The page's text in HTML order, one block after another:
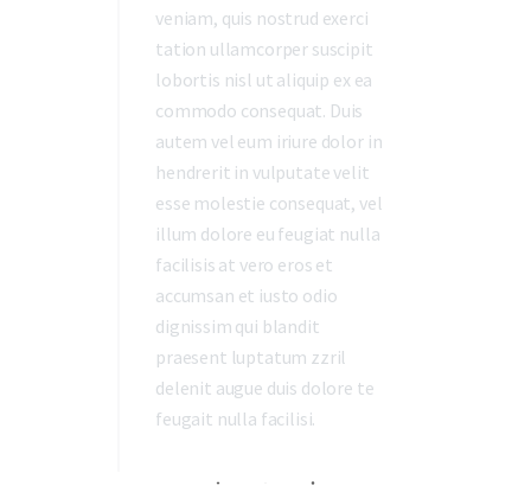
veniam, quis nostrud exerci
tation ullamcorper suscipit
lobortis nisl ut aliquip ex ea
commodo consequat. Duis
autem vel eum iriure dolor in
hendrerit in vulputate velit
esse molestie consequat, vel
illum dolore eu feugiat nulla
facilisis at vero eros et
accumsan et iusto odio
dignissim qui blandit
praesent luptatum zzril
delenit augue duis dolore te
feugait nulla facilisi.